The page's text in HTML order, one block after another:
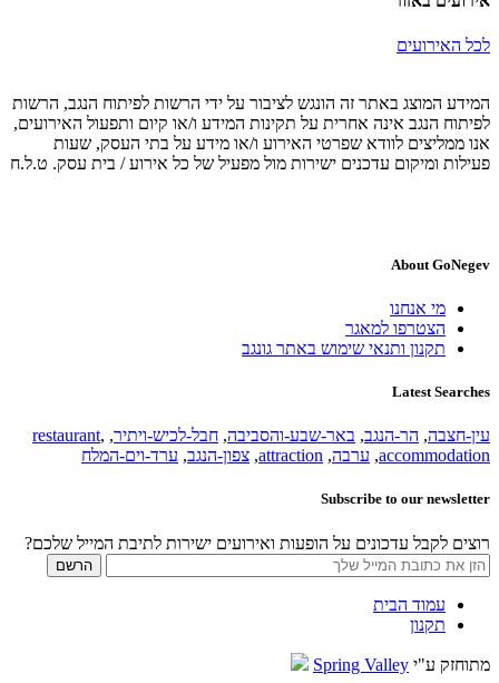
לכל האירועים
המידע המוצג באתר זה הונגש לציבור על ידי הרשות לפיתוח הנגב, הרשות
לפיתוח הנגב אינה אחרית על תקינות המידע ו/או קיום ותפעול האירועים,
אנו ממליצים לוודא שפרטי האירוע ו/או מידע על בתי העסק, שעות
פעילות ומיקום עדכנים ישירות מול מפעיל של כל אירוע / בית עסק. ט.ל.ח
About GoNegev
מי אנחנו
הצטרפו למאגר
תקנון ותנאי שימוש באתר גונגב
Latest Searches
עין-חצבה, הר-הנגב, באר-שבע-והסביבה, חבל-לכיש-ויתיר,
restaurant,
accommodation
, ערבה,
attraction
, צפון-הנגב, ערד-וים-המלח
Subscribe to our newsletter
רוצים לקבל עדכונים על הופעות ואירועים ישירות לתיבת המייל שלכם?
עמוד הבית
תקנון
מתוחזק ע"י Spring Valley